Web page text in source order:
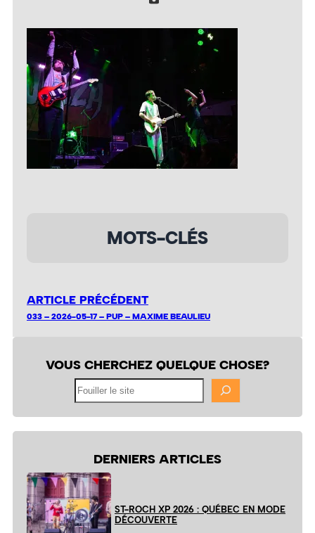
MOTS-CLÉS
ARTICLE PRÉCÉDENT
033 – 2026-05-17 – PUP – MAXIME BEAULIEU
VOUS CHERCHEZ QUELQUE CHOSE?
DERNIERS ARTICLES
ST-ROCH XP 2026 : QUÉBEC EN MODE
DÉCOUVERTE